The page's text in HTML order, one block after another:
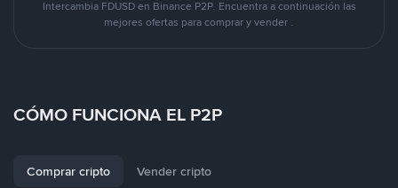
Intercambia FDUSD en Binance P2P. Encuentra a continuación las
mejores ofertas para comprar y vender .
CÓMO FUNCIONA EL P2P
Comprar cripto Vender cripto